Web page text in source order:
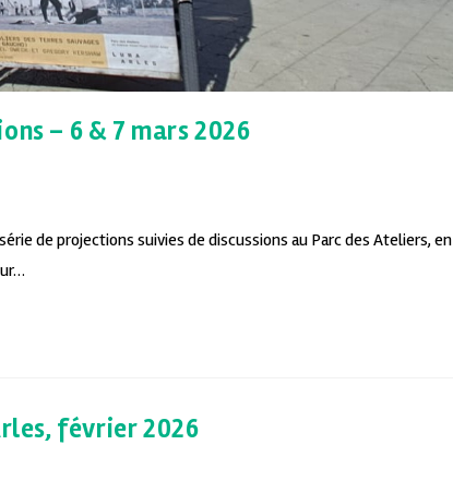
– 6 & 7 mars 2026
de projections suivies de discussions au Parc des Ateliers, en
février 2026